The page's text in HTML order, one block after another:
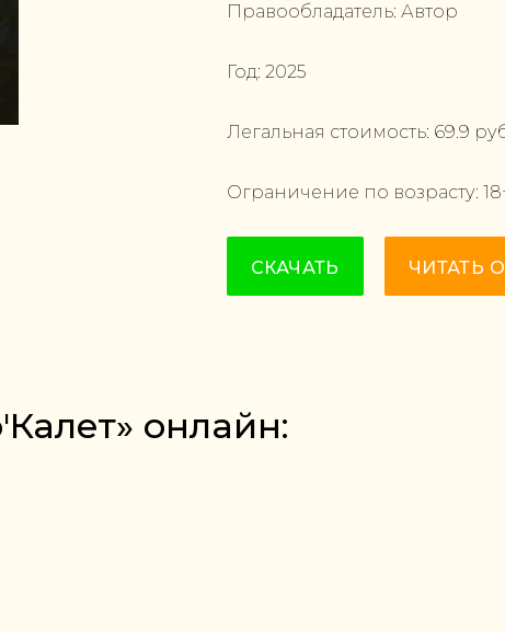
Правообладатель: Автор
Год: 2025
Легальная стоимость: 69.9
Ограничение по возрасту: 18
СКАЧАТЬ ЧИТАТЬ
онлайн: